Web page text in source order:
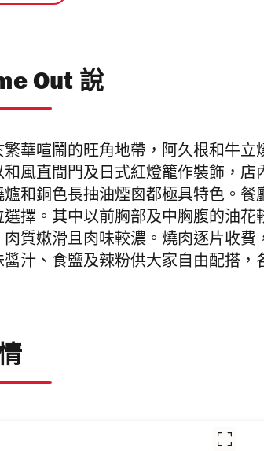
Out 說
繁華喧鬧的旺角地帶，阿久根和牛
和風直間門及日式紅燈籠作裝飾，
爐和銅色長抽油煙囪都極具特色。餐
選擇。其中以前胸部及中胸腹的油
肉質嫩滑且肉味較濃。燒肉逐片收
醬汁、食鹽及辣粉供大家自由配搭，